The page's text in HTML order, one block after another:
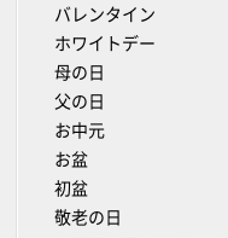
バレンタイン
ホワイトデー
母の日
父の日
お中元
お盆
初盆
敬老の日